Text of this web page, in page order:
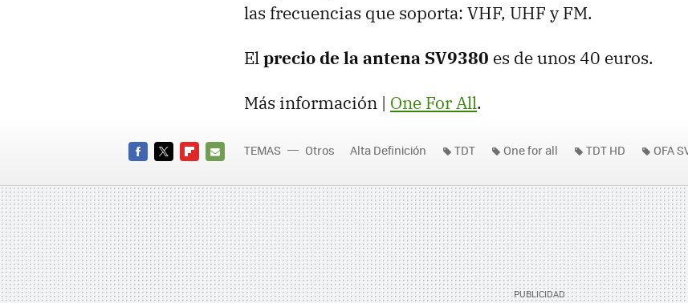
las frecuencias que soporta: VHF, UHF y FM.
El precio de la antena SV9380 es de unos 40 euros.
Más información | One For All.
MAIL
TEMAS Otros Alta Definición TDT One for all TDT HD OFA